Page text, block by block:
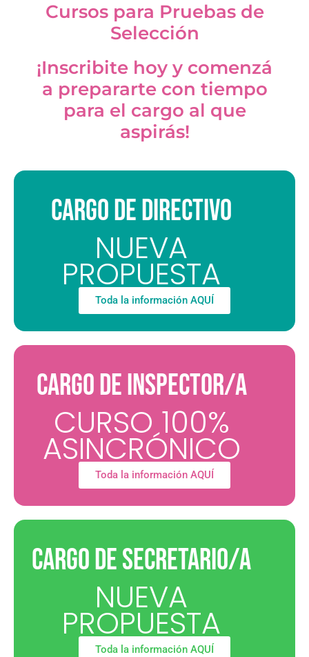
Cursos para Pruebas de
Selección
¡Inscribite hoy y comenzá
a prepararte con tiempo
para el cargo al que
aspirás!
CARGO DE DIRECTIVO
NUEVA
PROPUESTA
Toda la información AQUÍ
CARGO DE INSPECTOR/A
CURSO 100%
ASINCRÓNICO
Toda la información AQUÍ
CARGO DE SECRETARIO/A
NUEVA
PROPUESTA
Toda la información AQUÍ